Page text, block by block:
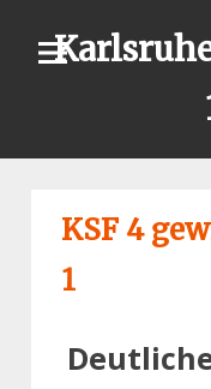
KSF 4
1